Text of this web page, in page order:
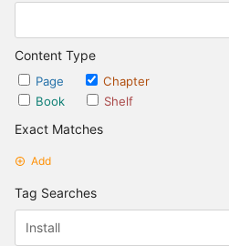
Content Type
Page
Chapter
Book
Shelf
Exact Matches
Add
Tag Searches